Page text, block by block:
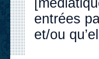
entrées
et/ou